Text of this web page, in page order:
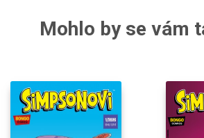
Mohlo by se vám